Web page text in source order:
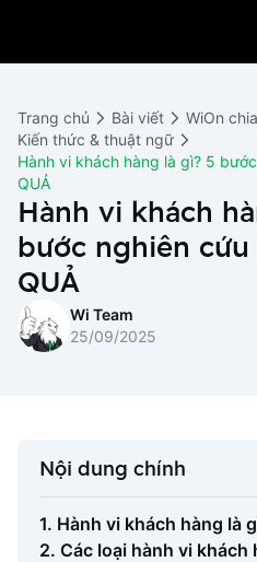
WiOn AI
WiOn Social
WiOn E-commerce
WiOn F&B
WiOn Dental
Chatbot
Marketing
CRM
Thiết kế website
Thiết bị
Bảng giá
Cùng WiOn
Báo chí
Đối tác
Wi Team
Liên hệ
Trang chủ Bài viết WiOn
Kiến thức & thuật ngữ
Hành vi khách hàng là gì? 5
QUẢ
Hành vi khách
bước nghiên cứu
QUẢ
Wi Team
25/09/2025
Nội dung chính
1. Hành vi khách hàng là
2. Các loại hành vi khách